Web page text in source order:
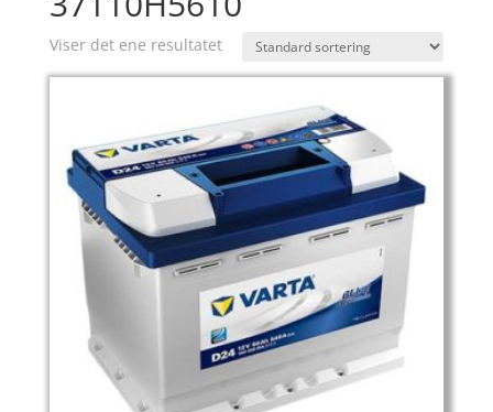
Viser det ene resultatet